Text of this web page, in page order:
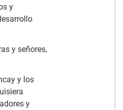
y
y señores,
y los
y